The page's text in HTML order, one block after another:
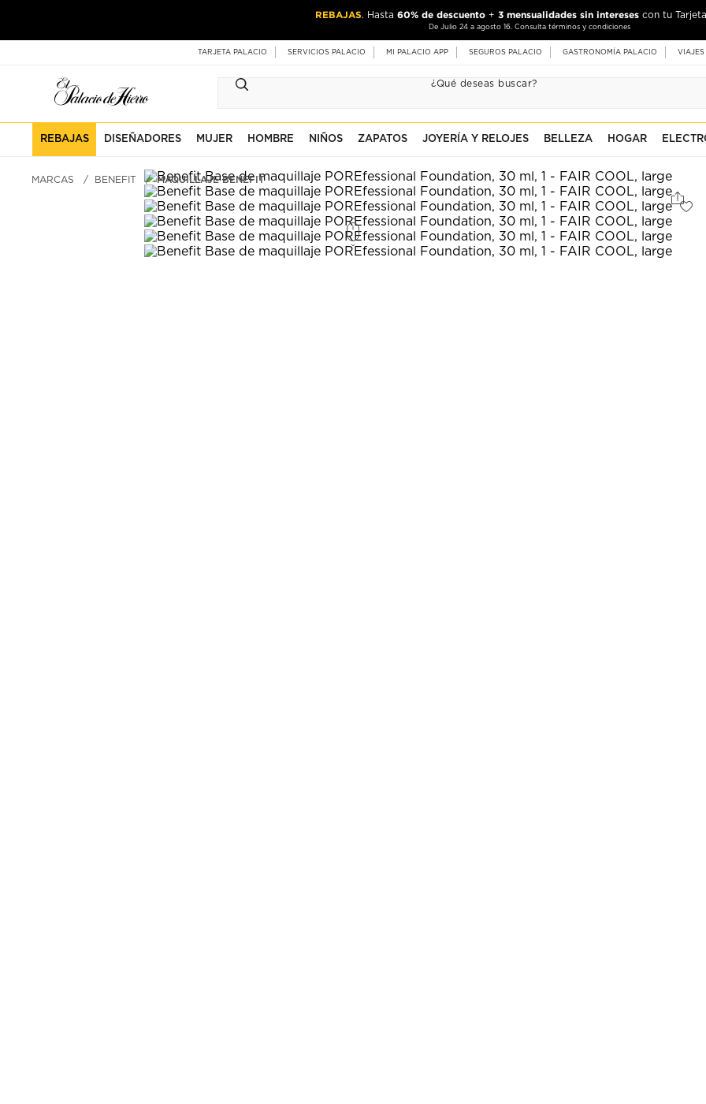
REBAJAS. Hasta 60% de descuento + 3 mensualidades sin intereses con tu
De Julio 24 a agosto 16. Consulta términos y condiciones
TARJETA PALACIO SERVICIOS PALACIO MI PALACIO APP SEGUROS PALACIO GASTRONOMÍA PALACIO VIAJES
REBAJAS DISEÑADORES MUJER HOMBRE NIÑOS ZAPATOS JOYERÍA Y RELOJES BELLEZA HOGAR
MARCAS BENEFIT MAQUILLAJE BENEFIT